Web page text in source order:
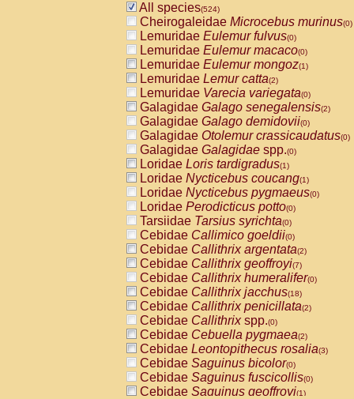
All species(524)
Cheirogaleidae Microcebus murinus(0)
Lemuridae Eulemur fulvus(0)
Lemuridae Eulemur macaco(0)
Lemuridae Eulemur mongoz(1)
Lemuridae Lemur catta(2)
Lemuridae Varecia variegata(0)
Galagidae Galago senegalensis(2)
Galagidae Galago demidovii(0)
Galagidae Otolemur crassicaudatus(0)
Galagidae Galagidae spp.(0)
Loridae Loris tardigradus(1)
Loridae Nycticebus coucang(1)
Loridae Nycticebus pygmaeus(0)
Loridae Perodicticus potto(0)
Tarsiidae Tarsius syrichta(0)
Cebidae Callimico goeldii(0)
Cebidae Callithrix argentata(2)
Cebidae Callithrix geoffroyi(7)
Cebidae Callithrix humeralifer(0)
Cebidae Callithrix jacchus(18)
Cebidae Callithrix penicillata(2)
Cebidae Callithrixspp.(0)
Cebidae Cebuella pygmaea(2)
Cebidae Leontopithecus rosalia(3)
Cebidae Saguinus bicolor(0)
Cebidae Saguinus fuscicollis(0)
Cebidae Saguinus geoffroyi(1)